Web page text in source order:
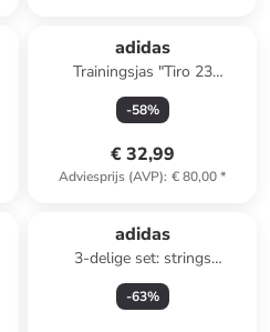
adidas
Trainingsjas "Tiro 23
Competition" groen
-58%
€ 32,99
Adviesprijs (AVP): € 80,00*
adidas
3-delige set: strings
lichtroze/turquoise/zwart
-63%